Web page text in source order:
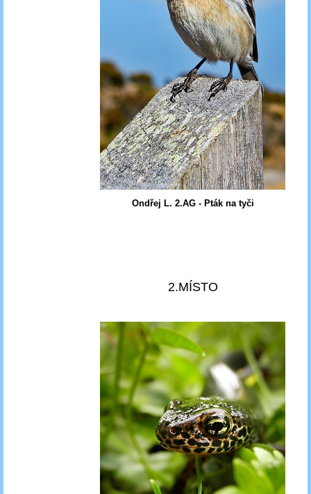
Ondřej L. 2.AG - Pták na tyči
2.MÍSTO